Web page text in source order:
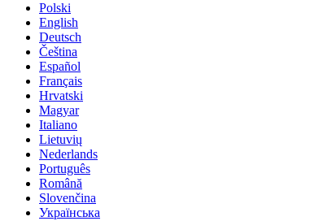
Polski
English
Deutsch
Čeština
Español
Français
Hrvatski
Magyar
Italiano
Lietuvių
Nederlands
Português
Română
Slovenčina
Українська